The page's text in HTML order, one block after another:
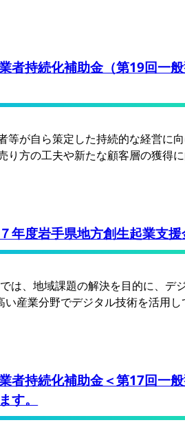
者持続化補助金（第19回一
等が自ら策定した持続的な経営に
方の工夫や新たな顧客層の獲得
年度岩手県地方創生起業支
は、地域課題の解決を目的に、デ
産業分野でデジタル技術を活用
者持続化補助金＜第17回一
す。